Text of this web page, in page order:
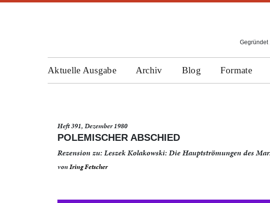
Gegründet
Aktuelle Ausgabe Archiv Blog Formate
Heft 391, Dezember 1980
POLEMISCHER ABSCHIED
Rezension zu: Leszek Kolakowski: Die Hauptströmungen des
vonIring Fetscher